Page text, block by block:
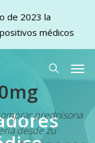
search
prednisona
desde zu
de 2023 la
médicos